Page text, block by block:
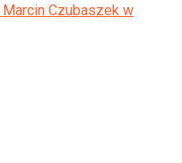
Czubaszek w